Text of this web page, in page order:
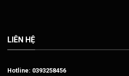
LIÊN HỆ
Hotline: 0393258456